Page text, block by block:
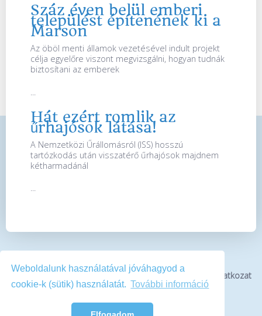
Weboldalunk használatával jóváhagyod a
cookie-k (sütik) használatát. További információ
Száz éven belül emberi
települést építenének ki a
Marson
Az öböl menti államok vezetésével indult projekt
célja egyelőre viszont megvizsgálni, hogyan tudnák
biztosítani az emberek
Hát ezért romlik az
űrhajósok látása!
A Nemzetközi Űrállomásról (ISS) hosszú
tartózkodás után visszatérő űrhajósok majdnem
kétharmadánál
...
Impresszum Médiaajánlat Jogi nyilatkozat